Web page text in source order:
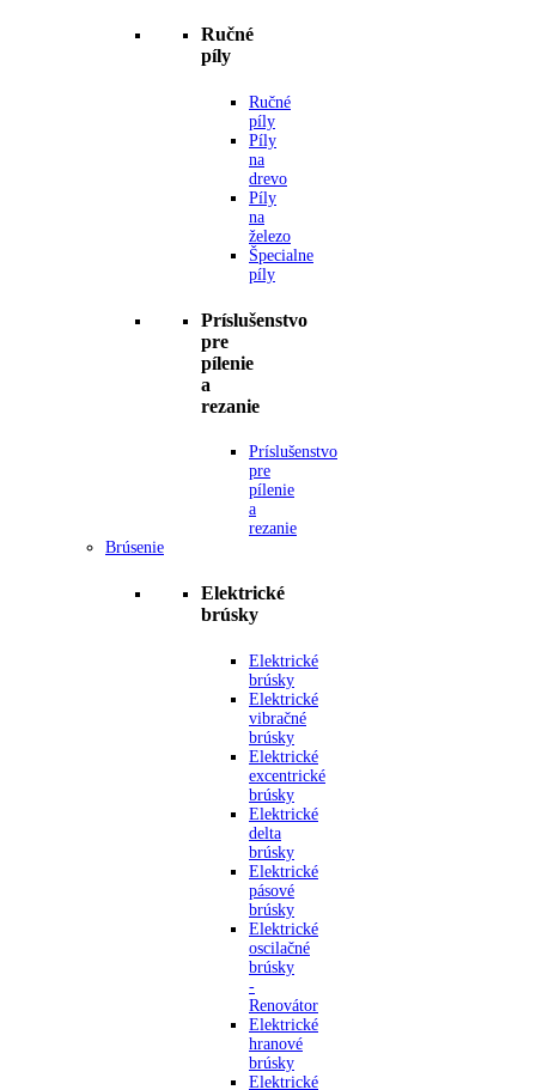
Ručné
píly
Ručné
píly
Píly
na
drevo
Píly
na
železo
Špecialne
píly
Príslušenstvo
pre
pílenie
a
rezanie
Príslušenstvo
pre
pílenie
a
rezanie
Brúsenie
Elektrické
brúsky
Elektrické
brúsky
Elektrické
vibračné
brúsky
Elektrické
excentrické
brúsky
Elektrické
delta
brúsky
Elektrické
pásové
brúsky
Elektrické
oscilačné
brúsky
-
Renovátor
Elektrické
hranové
brúsky
Elektrické